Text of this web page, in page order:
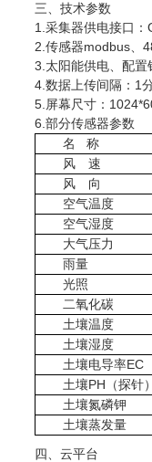
三、技术参数
1.采集器供电接口
2.传感器modbus、
3.太阳能供电、配
4.数据上传间隔：1
5.屏幕尺寸：
6.部分传感器参数
名 称
风 速
风 向
空气温度
空气湿度
大气压力
雨量
光照
二氧化碳
土壤温度
土壤湿度
土壤电导率EC
土壤PH（探针
土壤氮磷钾
土壤蒸发量
四、云平台